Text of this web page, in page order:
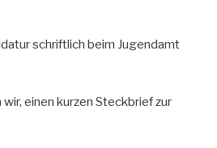
schriftlich beim Jugendamt
einen kurzen Steckbrief zur